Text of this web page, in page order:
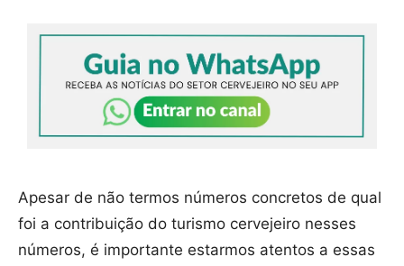
Apesar de não termos números concretos de qual
foi a contribuição do turismo cervejeiro nesses
números, é importante estarmos atentos a essas